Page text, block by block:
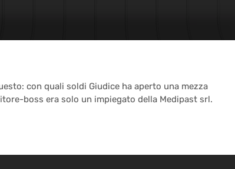
con quali soldi Giudice ha aperto una mezza
boss era solo un impiegato della Medipast srl.